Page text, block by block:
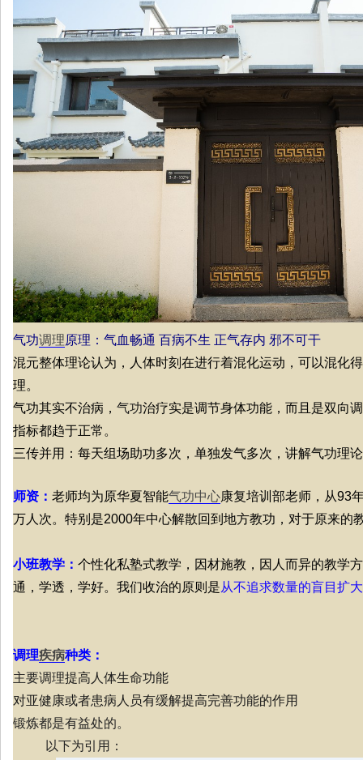
气功调理原理：气血畅通 百病不生 正气存内 邪不可干
混元整体理论认为，人体时刻在进行着混化运动，可以混化
理。
气功其实不治病， 气功治疗实是调节身体功能，而且是双向
指标都趋于正常。
三传并用：每天组场助功多次，单独发气多次，讲解气功理
师资： 老师均为原华夏智能气功中心康复培训部老师，从93
万人次。特别是2000年中心解散回到地方教功，对于原来
小班教学： 个性化私塾式教学，因材施教，因人而异的教学
通，学透，学好。我们收治的原则是从不追求数量的盲目扩
调理疾病种类：
主要调理提高人体生命功能
对亚健康或者患病人员有缓解提高完善功能的作用
锻炼都是有益处的。
以下为引用：